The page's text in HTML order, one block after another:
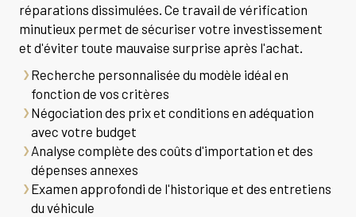
réparations dissimulées. Ce travail de vérification
minutieux permet de sécuriser votre investissement
et d'éviter toute mauvaise surprise après l'achat.
Recherche personnalisée du modèle idéal en
fonction de vos critères
Négociation des prix et conditions en adéquation
avec votre budget
Analyse complète des coûts d'importation et des
dépenses annexes
Examen approfondi de l'historique et des entretiens
du véhicule